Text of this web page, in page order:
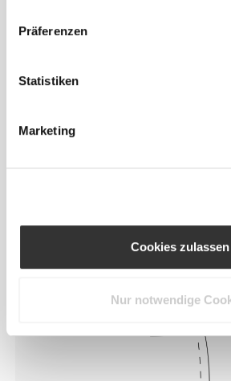
Präferenzen
Statistiken
Marketing
Cookies zulassen
Nur notwendige
Das Motto lautet: Sich
Locker